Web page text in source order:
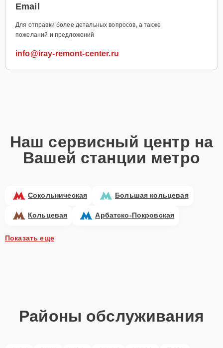
Email
Для отправки более детальных вопросов, а также
пожеланий и предложений
info@iray-remont-center.ru
Наш сервисный центр на
Вашей станции метро
Сокольническая Большая кольцевая
Кольцевая Арбатско-Покровская
Показать еще
Районы обслуживания